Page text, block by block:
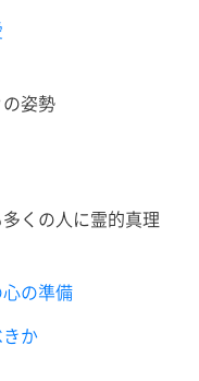
姿勢
くの人に霊的真理
の準備
か